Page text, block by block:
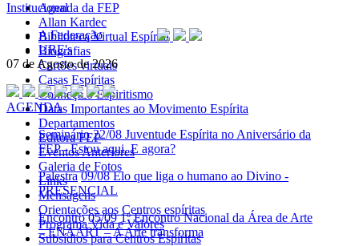
Agenda da FEP
Allan Kardec
Biblioteca Virtual Espírita
Biografias
Cartões virtuais
Casas Espíritas
Conheça o Espiritismo
Datas Importantes ao Movimento Espírita
Departamentos
Editora FEP
Eventos Anteriores
Galeria de Fotos
Links
Mensagens
Orientações aos Centros espíritas
Programa Vida e Valores
Subsídios para Centros Espíritas
Institucional
A Federação
URE's
07 de Agosto de 2026
AGENDA
Seminário 22/08 Juventude Espírita no Aniversário da
FEP - Estou aqui. E agora?
Palestra 09/08 Elo que liga o humano ao Divino -
PRESENCIAL
Encontro 05/09 1º Encontro Nacional da Área de Arte
– ENAART – A Arte transforma